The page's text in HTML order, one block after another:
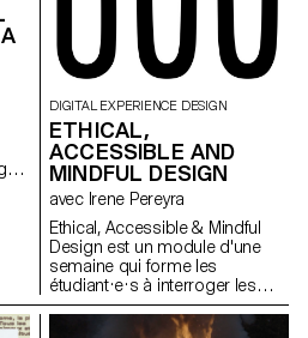
DIGITAL EXPERIENCE DESIGN
ETHICAL,
ACCESSIBLE AND
MINDFUL DESIGN
avec Irene Pereyra
Ethical, Accessible & Mindful
Design est un module d'une
semaine qui forme les
étudiant·e·s à interroger les
dimensions éthiques des
décisions de design. Par la